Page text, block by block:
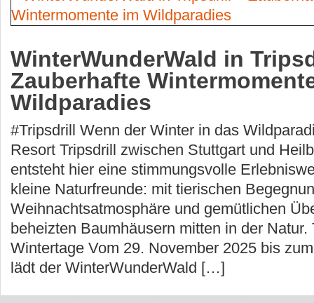
WinterWunderWald in
Zauberhafte
Wildparadies
#Tripsdrill Wenn der Winter in das
Resort Tripsdrill zwischen Stuttgart und
entsteht hier eine stimmungsvolle
kleine Naturfreunde: mit tierischen
Weihnachtsatmosphäre und gemütlichen
beheizten Baumhäusern mitten in der Natur.
Wintertage Vom 29. November 2025 bis
lädt der WinterWunderWald […]